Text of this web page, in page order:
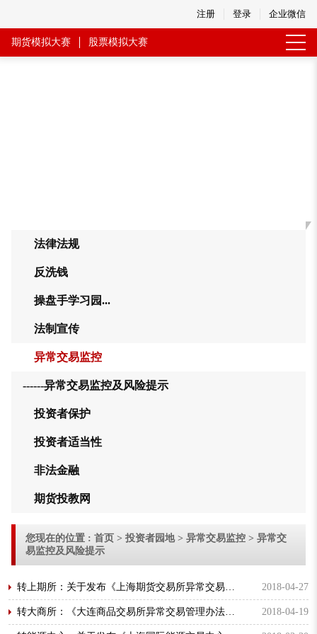
注册 登录 企业微信
期货模拟大赛 股票模拟大赛
法律法规
反洗钱
操盘手学习园...
法制宣传
异常交易监控
------异常交易监控及风险提示
投资者保护
投资者适当性
非法金融
期货投教网
您现在的位置 : 首页 > 投资者园地> 异常交易监控 > 异常交
易监控及风险提示
转上期所：关于发布《上海期货交易所异常交易行为管理办法》和《上海期货交易... 2018-04-27
转大商所：《大连商品交易所异常交易管理办法（试行）》有关监管标准及处理程... 2018-04-19